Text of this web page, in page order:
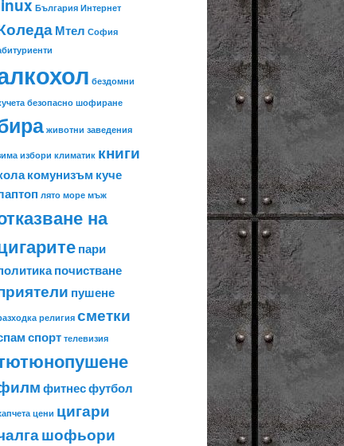
България Интернет
Мтел София
бездомни
безопасно шофиране
животни заведения
избори климатик книги
комунизъм куче
лято море мъж
на
пари
почистване
пушене
религия сметки
спорт телевизия
фитнесфутбол
цени цигари
шофьори